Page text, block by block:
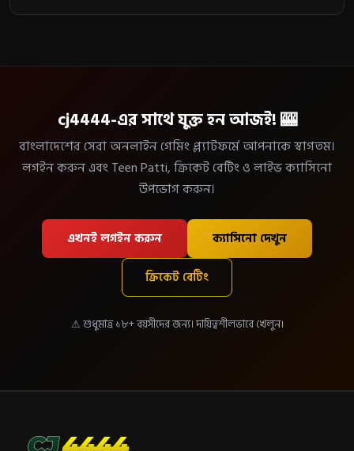
cj4444-এর সাথে যুক্ত হন আজই! 🎰
বাংলাদেশের সেরা অনলাইন গেমিং প্ল্যাটফর্মে আপনাকে স্বাগতম।
লগইন করুন এবং Teen Patti, ক্রিকেট বেটিং ও লাইভ ক্যাসিনো
উপভোগ করুন।
এখনই লগইন করুন ক্যাসিনো দেখুন
ক্রিকেট বেটিং
⚠ শুধুমাত্র ১৮+ বয়সীদের জন্য। দায়িত্বশীলভাবে খেলুন।